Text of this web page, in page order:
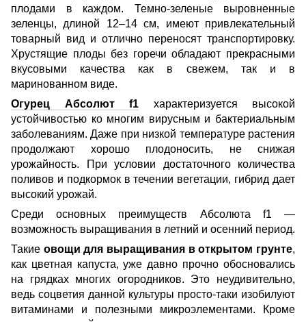
плодами в каждом. Темно-зеленые выровненные
зеленцы, длиной 12–14 см, имеют привлекательный
товарный вид и отлично переносят транспортировку.
Хрустящие плоды без горечи обладают прекрасными
вкусовыми качества как в свежем, так и в
маринованном виде.
Огурец Абсолют f1 характеризуется высокой
устойчивостью ко многим вирусным и бактериальным
заболеваниям. Даже при низкой температуре растения
продолжают хорошо плодоносить, не снижая
урожайность. При условии достаточного количества
поливов и подкормок в течении вегетации, гибрид дает
высокий урожай.
Среди основных преимуществ Абсолюта f1 —
возможность выращивания в летний и осенний период.
Такие овощи для выращивания в открытом грунте,
как цветная капуста, уже давно прочно обосновались
на грядках многих огородников. Это неудивительно,
ведь соцветия данной культуры просто-таки изобилуют
витаминами и полезными микроэлементами. Кроме